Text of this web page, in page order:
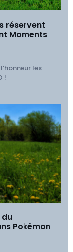
réservent
Moments
les
!
du
Pokémon